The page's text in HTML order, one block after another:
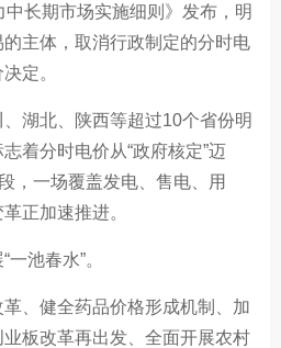
长期市场实施细则》发布，明
主体，取消行政制定的分时电
定。
北、陕西等超过10个省份明
着分时电价从“政府核定”迈
，一场覆盖发电、售电、用
正加速推进。
池春水”。
健全药品价格形成机制、加
板改革再出发、全面开展农村